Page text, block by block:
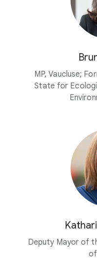
MP, Vaucluse;
State for
Deputy Mayor of
of